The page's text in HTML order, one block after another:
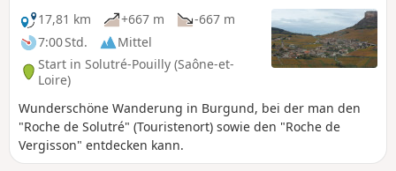
17,81 km
+667 m
-667 m
7:00 Std.
Mittel
Start in Solutré-Pouilly (Saône-et-
Loire)
Wunderschöne Wanderung in Burgund, bei der man den
"Roche de Solutré" (Touristenort) sowie den "Roche de
Vergisson" entdecken kann.